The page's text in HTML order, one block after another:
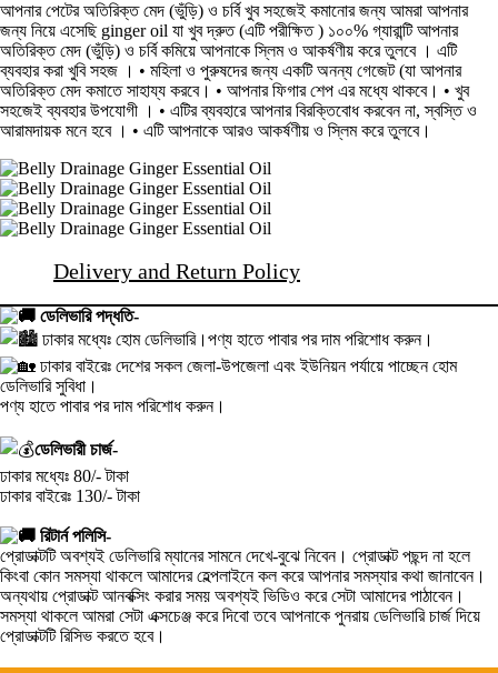
আপনার পেটের অতিরিক্ত মেদ (ভুঁড়ি) ও চর্বি খুব সহজেই কমানোর জন্য আমরা আপনার
জন্য নিয়ে এসেছি ginger oil যা খুব দ্রুত (এটি পরীক্ষিত ) ১০০% গ্যারান্টি আপনার
অতিরিক্ত মেদ (ভুঁড়ি) ও চর্বি কমিয়ে আপনাকে স্লিম ও আকর্ষণীয় করে তুলবে । এটি
ব্যবহার করা খুবি সহজ । • মহিলা ও পুরুষদের জন্য একটি অনন্য গেজেট (যা আপনার
অতিরিক্ত মেদ কমাতে সাহায্য করবে। • আপনার ফিগার শেপ এর মধ্যে থাকবে। • খুব
সহজেই ব্যবহার উপযোগী । • এটির ব্যবহারে আপনার বিরক্তিবোধ করবেন না, স্বস্তি ও
আরামদায়ক মনে হবে । • এটি আপনাকে আরও আকর্ষণীয় ও স্লিম করে তুলবে।
Delivery and Return Policy
ডেলিভারি পদ্ধতি-
ঢাকার মধ্যেঃ হোম ডেলিভারি।পণ্য হাতে পাবার পর দাম পরিশোধ করুন।
ঢাকার বাইরেঃ দেশের সকল জেলা-উপজেলা এবং ইউনিয়ন পর্যায়ে পাচ্ছেন হোম
ডেলিভারি সুবিধা।
পণ্য হাতে পাবার পর দাম পরিশোধ করুন।
ডেলিভারী চার্জ-
ঢাকার মধ্যেঃ 80/- টাকা
ঢাকার বাইরেঃ 130/- টাকা
রিটার্ন পলিসি-
প্রোডাক্টটি অবশ্যই ডেলিভারি ম্যানের সামনে দেখে-বুঝে নিবেন। প্রোডাক্ট পছন্দ না হলে
কিংবা কোন সমস্যা থাকলে আমাদের হেল্পলাইনে কল করে আপনার সমস্যার কথা জানাবেন।
অন্যথায় প্রোডাক্ট আনবক্সিং করার সময় অবশ্যই ভিডিও করে সেটা আমাদের পাঠাবেন।
সমস্যা থাকলে আমরা সেটা এক্সচেঞ্জ করে দিবো তবে আপনাকে পুনরায় ডেলিভারি চার্জ দিয়ে
প্রোডাক্টটি রিসিভ করতে হবে।